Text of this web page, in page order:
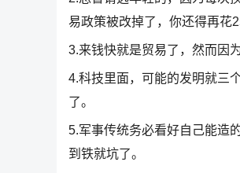
易政策被改掉了，你还得再花
3.来钱快就是贸易了，然而因
4.科技里面，可能的发明就三
了。
5.军事传统务必看好自己能造
到铁就坑了。